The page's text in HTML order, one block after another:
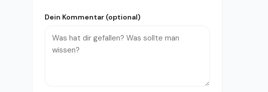
Dein Kommentar (optional)